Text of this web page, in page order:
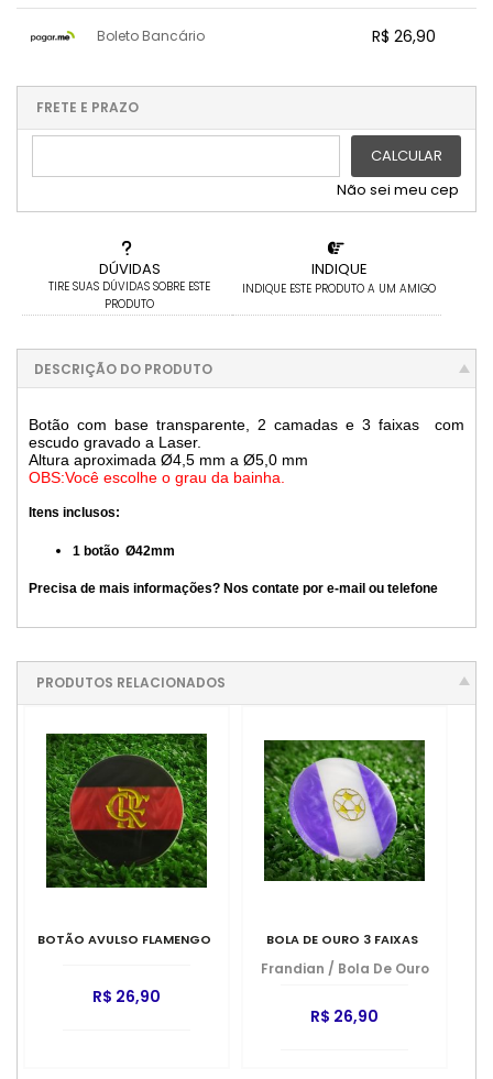
DÚVIDAS
TIRE SUAS DÚVIDAS SOBRE ESTE
PRODUTO
INDIQUE
INDIQUE ESTE PRODUTO A UM AMIGO
2x com juros de R$ 13,99
5x com juros de R$ 5,60
8x com juros de R$ 3,51
.
.
Boleto Bancário R$ 26,90
...
....
FRETE E PRAZO
CALCULAR
Não sei meu cep
DESCRIÇÃO DO PRODUTO
Botão com base transparente, 2 camadas e 3 faixas com
escudo gravado a Laser.
Altura aproximada Ø4,5 mm a Ø5,0 mm
OBS:Você escolhe o grau da bainha.
Itens inclusos:
1 botão Ø42mm
Precisa de mais informações? Nos contate por e-mail ou telefone
PRODUTOS RELACIONADOS
BOTÃO AVULSO FLAMENGO
R$ 26,90
BOLA DE OURO 3 FAIXAS
Frandian / Bola De Ouro
R$ 26,90